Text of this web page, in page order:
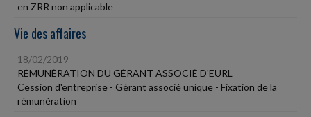
en ZRR non applicable
Vie des affaires
18/02/2019
RÉMUNÉRATION DU GÉRANT ASSOCIÉ D'EURL
Cession d'entreprise - Gérant associé unique - Fixation de la
rémunération